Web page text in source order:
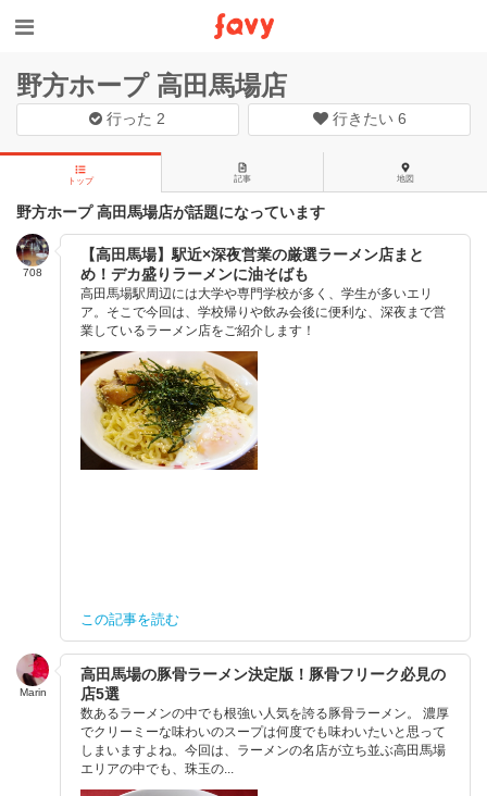
野方ホープ 高田馬場店
行った 2 行きたい 6
トップ 記事 地図
野方ホープ 高田馬場店が話題になっています
708
【高田馬場】駅近×深夜営業の厳選ラーメン店まと
め！デカ盛りラーメンに油そばも
高田馬場駅周辺には大学や専門学校が多く、学生が多いエリ
ア。そこで今回は、学校帰りや飲み会後に便利な、深夜まで営
業しているラーメン店をご紹介します！
この記事を読む
Marin
高田馬場の豚骨ラーメン決定版！豚骨フリーク必見の
店5選
数あるラーメンの中でも根強い人気を誇る豚骨ラーメン。 濃厚
でクリーミーな味わいのスープは何度でも味わいたいと思って
しまいますよね。今回は、ラーメンの名店が立ち並ぶ高田馬場
エリアの中でも、珠玉の...